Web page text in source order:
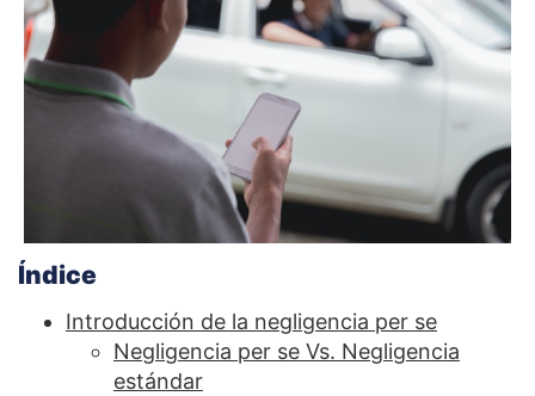
Índice
Introducción de la negligencia per se
Negligencia per se Vs. Negligencia
estándar